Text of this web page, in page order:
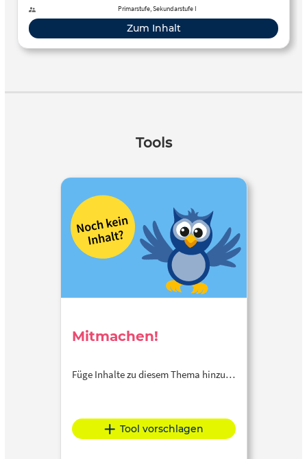
Primarstufe, Sekundarstufe I
Zum Inhalt
Tools
Mitmachen!
Füge Inhalte zu diesem Thema hinzu…
Tool vorschlagen